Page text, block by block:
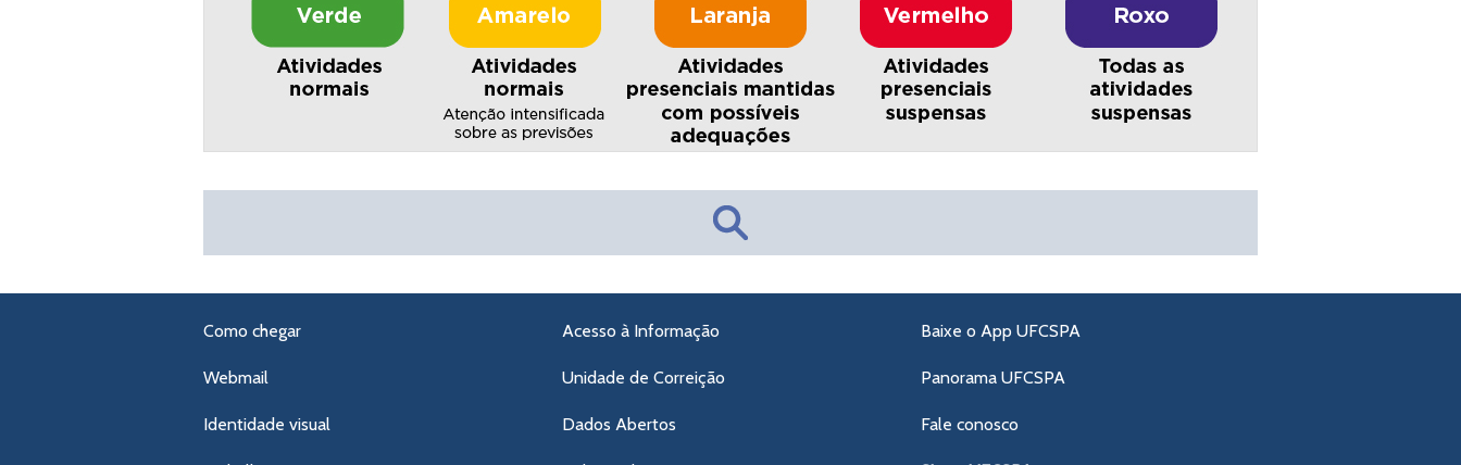
Como chegar
Webmail
Identidade visual
Acesso à Informação
Unidade de Correição
Dados Abertos
Baixe o App UFCSPA
Panorama UFCSPA
Fale conosco